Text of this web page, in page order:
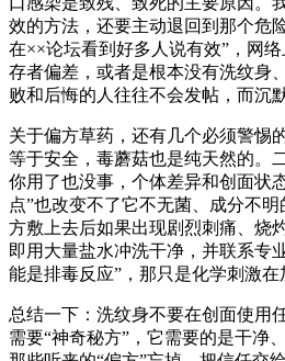
效的方法，还要主动退回到那个危
在××论坛看到好多人说有效”，网
存者偏差，或者是根本没有洗纹身
败和后悔的人往往不会发帖，而沉
关于偏方草药，还有几个必须警惕
等于安全，毒蘑菇也是纯天然的。
你用了也没事，个体差异和创面状
点”也改变不了它不无菌、成分不
方敷上去后如果出现剧烈刺痛、烧
即用大量盐水冲洗干净，并联系专
能是排毒反应”，那只是化学刺激在
总结一下：洗纹身不要在创面使用
需要“神奇秘方”，它需要的是干净